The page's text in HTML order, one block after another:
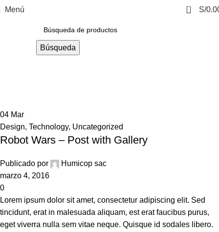
Menú 0 S/
Búsqueda
04 Mar
Design, Technology, Uncategorized
Robot Wars – Post with Gallery
Publicado por
Humicop sac
marzo 4, 2016
0
Lorem ipsum dolor sit amet, consectetur adipiscing elit. Sed
tincidunt, erat in malesuada aliquam, est erat faucibus purus,
eget viverra nulla sem vitae neque. Quisque id sodales libero.